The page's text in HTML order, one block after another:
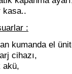
kasa..
:
kumanda el
cihazı,
akü,